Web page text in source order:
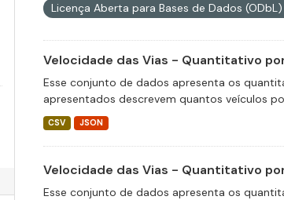
Licença Aberta para Bases de Dados
Velocidade das Vias - Quantitativo
Esse conjunto de dados apresenta os
apresentados descrevem quantos veículos
CSV JSON
Velocidade das Vias - Quantitativo
Esse conjunto de dados apresenta os